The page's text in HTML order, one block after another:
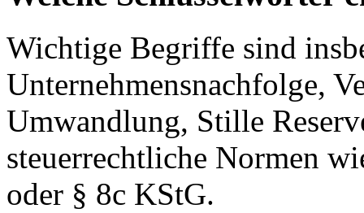
Wichtige Begriffe sind
Unternehmensnachfolge,
Umwandlung, Stille
steuerrechtliche Normen
oder § 8c KStG.